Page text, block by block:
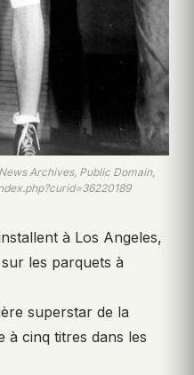
Archives, Public Domain,
à Los Angeles,
les parquets à
superstar de la
à cinq titres dans les